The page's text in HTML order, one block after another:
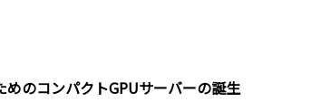
めのコンパクトGPUサーバーの誕生